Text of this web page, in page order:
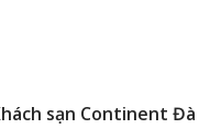
sạn Continent Đà